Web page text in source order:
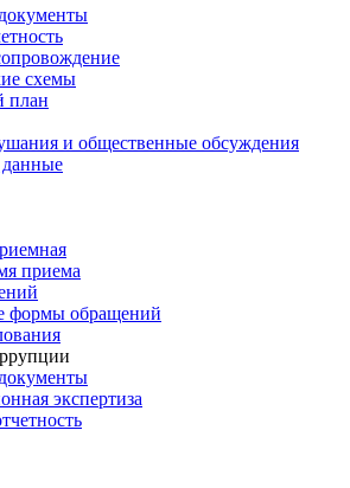
схемы
план
и общественные обсуждения
приема
формы обращений
экспертиза